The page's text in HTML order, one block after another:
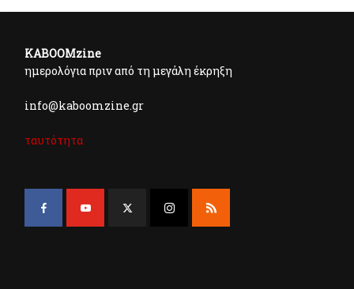
KABOOMzine
ημερολόγια πριν από τη μεγάλη έκρηξη
info@kaboomzine.gr
ταυτότητα